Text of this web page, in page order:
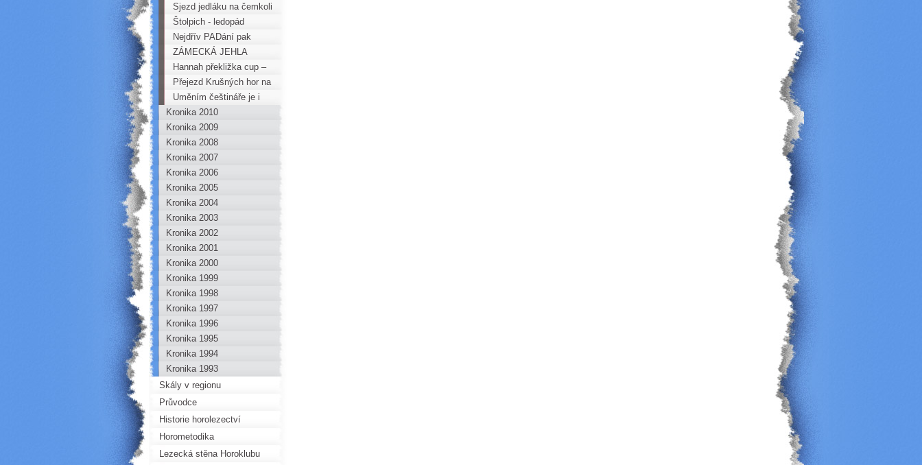
běžkách
Sjezd jedláku na čemkoli
Štolpich - ledopád
Nejdřív PADání pak
vozembouchání
ZÁMECKÁ JEHLA
Hannah překližka cup –
Podzimní lezení
Přejezd Krušných hor na
kole
Uměním češtináře je i
stručnost
Kronika 2010
Kronika 2009
Kronika 2008
Kronika 2007
Kronika 2006
Kronika 2005
Kronika 2004
Kronika 2003
Kronika 2002
Kronika 2001
Kronika 2000
Kronika 1999
Kronika 1998
Kronika 1997
Kronika 1996
Kronika 1995
Kronika 1994
Kronika 1993
Skály v regionu
Průvodce
Historie horolezectví
Horometodika
Lezecká stěna Horoklubu